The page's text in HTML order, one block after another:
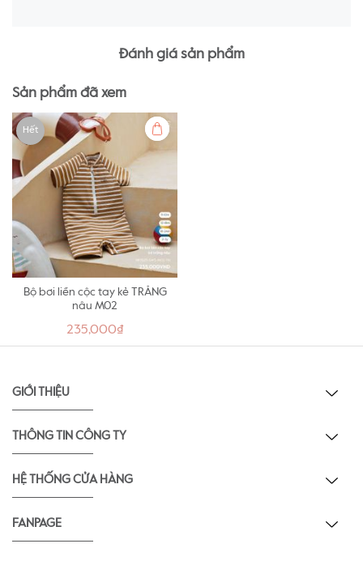
Đánh giá sản phẩm
Sản phẩm đã xem
Hết
Bộ bơi liền cộc tay kẻ TRẮNG
nâu M02
235,000₫
GIỚI THIỆU
THÔNG TIN CÔNG TY
HỆ THỐNG CỬA HÀNG
FANPAGE